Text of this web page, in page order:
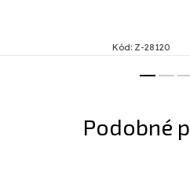
Kód: Z-28120